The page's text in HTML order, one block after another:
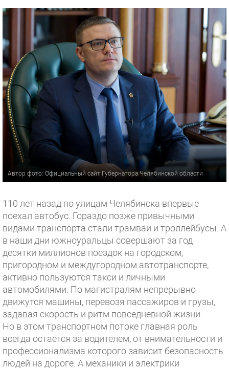
Автор фото: Официальный сайт Губернатора Челябинской области
110 лет назад по улицам Челябинска впервые
поехал автобус. Гораздо позже привычными
видами транспорта стали трамваи и троллейбусы. А
в наши дни южноуральцы совершают за год
десятки миллионов поездок на городском,
пригородном и междугородном автотранспорте,
активно пользуются такси и личными
автомобилями. По магистралям непрерывно
движутся машины, перевозя пассажиров и грузы,
задавая скорость и ритм повседневной жизни.
Но в этом транспортном потоке главная роль
всегда остается за водителем, от внимательности и
профессионализма которого зависит безопасность
людей на дороге. А механики и электрики